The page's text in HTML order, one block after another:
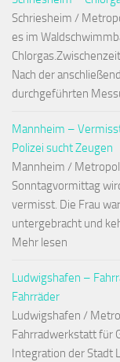
Schriesheim /
es im
Nach der
durchgeführten
Mannheim –
Polizei sucht Zeugen
Mannheim /
Sonntagvormittag
vermisst. Die Frau
untergebracht und
Mehr lesen
Ludwigshafen –
Fahrräder
Ludwigshafen /
Fahrradwerkstatt für
Integration der Stadt